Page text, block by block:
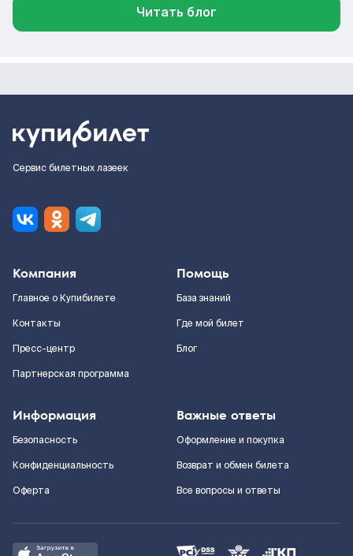
Читать блог
Сервис билетных лазеек
Компания
Главное о Купибилете
Контакты
Пресс-центр
Партнерская программа
Помощь
База знаний
Где мой билет
Блог
Информация
Безопасность
Конфиденциальность
Оферта
Важные ответы
Оформление и покупка
Возврат и обмен билета
Все вопросы и ответы